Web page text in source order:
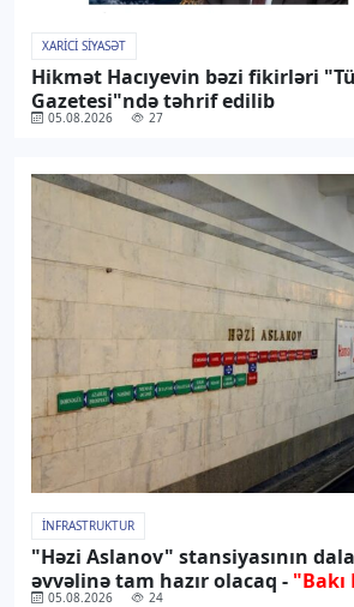
XARICI SIYASƏT
Hikmət Hacıyevin bəzi fikirləri
Gazetesi"ndə təhrif edilib
05.08.2026 27
İNFRASTRUKTUR
"Həzi Aslanov" stansiyasının
əvvəlinə tam hazır olacaq -
05.08.2026 24